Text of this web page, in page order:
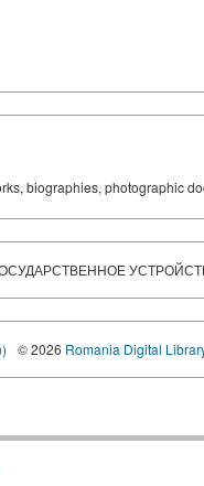
biographies, photographic
© 2026 Romania Digital